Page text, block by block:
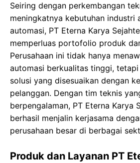
Seiring dengan perkembangan
meningkatnya kebutuhan industri
automasi, PT Eterna Karya
memperluas portofolio produk
Perusahaan ini tidak hanya
automasi berkualitas tinggi,
solusi yang disesuaikan dengan
pelanggan. Dengan tim teknis
berpengalaman, PT Eterna Karya
berhasil menjalin kerjasama
perusahaan besar di berbagai
Produk dan Layanan PT